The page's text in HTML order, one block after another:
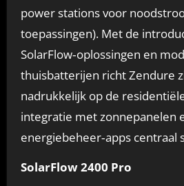
power stations voor
toepassingen). Met de
SolarFlow‑oplossingen en
thuisbatterijen richt Zendure
nadrukkelijk op de
integratie met zonnepanelen
energiebeheer‑apps centraal
SolarFlow 2400 Pro